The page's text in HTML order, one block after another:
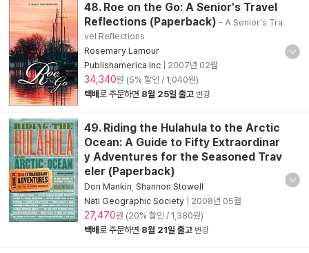
48. Roe on the Go: A Senior's Travel
Reflections (Paperback) - A Senior's Tra
vel Reflections
Rosemary Lamour
Publishamerica Inc
2007년 02월
34,340원 (5% 할인 / 1,040원)
택배로 주문하면 8월 25일 출고 변경
49. Riding the Hulahula to the Arctic
Ocean: A Guide to Fifty Extraordinar
y Adventures for the Seasoned Trav
eler (Paperback)
Don Mankin Shannon Stowell
Natl Geographic Society
2008년 05월
27,470원 (20% 할인 / 1,380원)
택배로 주문하면 8월 21일 출고 변경